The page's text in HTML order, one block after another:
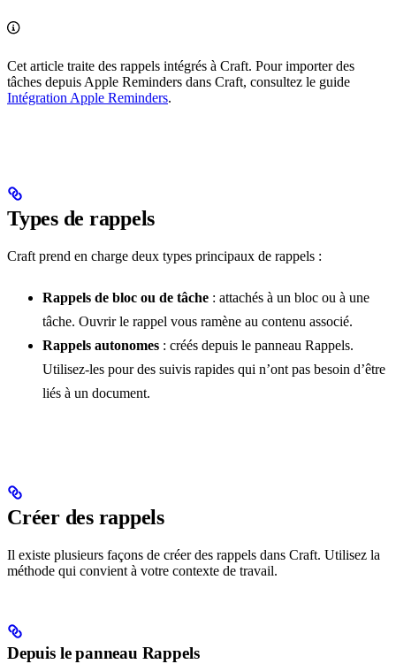
Cet article traite des rappels intégrés à Craft. Pour importer des
tâches depuis Apple Reminders dans Craft, consultez le guide
Intégration Apple Reminders.
Types de rappels
Craft prend en charge deux types principaux de rappels :
Rappels de bloc ou de tâche : attachés à un bloc ou à une
tâche. Ouvrir le rappel vous ramène au contenu associé.
Rappels autonomes : créés depuis le panneau Rappels.
Utilisez-les pour des suivis rapides qui n’ont pas besoin d’être
liés à un document.
Créer des rappels
Il existe plusieurs façons de créer des rappels dans Craft. Utilisez la
méthode qui convient à votre contexte de travail.
Depuis le panneau Rappels